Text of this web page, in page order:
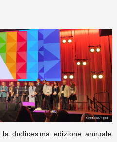
dodicesima edizione annuale